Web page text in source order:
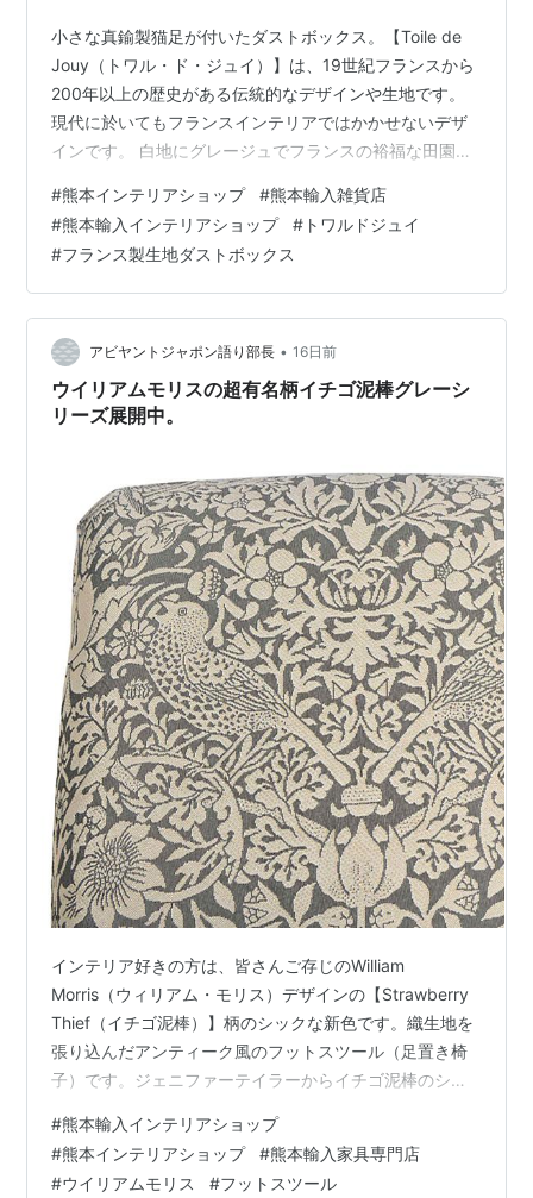
小さな真鍮製猫足が付いたダストボックス。【Toile de
Jouy（トワル・ド・ジュイ）】は、19世紀フランスから
200年以上の歴史がある伝統的なデザインや生地です。
現代に於いてもフランスインテリアではかかせないデザ
インです。 白地にグレージュでフランスの裕福な田園風
ブルに置いてお客様が使われたおしぼりなどを入れる可
愛いゴミ箱。お洒落過ぎて目に付くところに置きたくな
るダストボックスなのです。もちろん、おしゃれ小物い
れとして、いろんなものを中に入れて楽しんでいただけ
ます。 上品でおしゃれなゴミ箱 トワル・ド・ジュイの脚
付きダストボックス生地材質…
#熊本インテリアショップ #熊本輸入雑貨店
#熊本輸入インテリアショップ # トワルドジュイ
#フランス製生地ダストボックス
アビヤントジャポン語り部長 • 16日前
ウイリアムモリスの超有名柄イチゴ泥棒グレーシ
リーズ展開中。
インテリア好きの方は、皆さんご存じのWilliam
Morris（ウィリアム・モリス）デザインの【Strawberry
Thief（イチゴ泥棒）】柄のシックな新色です。織生地を
張り込んだアンティーク風のフットスツール（足置き椅
子）です。ジェニファーテイラーからイチゴ泥棒のシッ
ジャガード生地が高級感を演出します。リビング、玄関
などで活躍してくれるフットスツール。生地とタッセル
の装飾が美しく、同シリーズの小物と合わせると、サロ
#熊本輸入インテリアショップ
#熊本インテリアショップ #熊本輸入家具専門店
#ウイリアムモリス #フットスツール